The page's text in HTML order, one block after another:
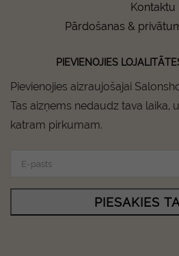
Kontaktu
Pārdošanas &
PIEVIENOJIES
Pievienojies aizraujošajai
Tas aizņems nedaudz tava laika,
katram pirkumam.
PIESAKIES